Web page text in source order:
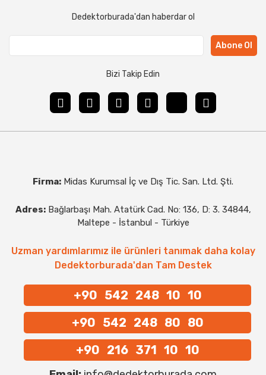
Dedektorburada'dan haberdar ol
Abone Ol
Bizi Takip Edin
Firma: Midas Kurumsal İç ve Dış Tic. San. Ltd. Şti.
Adres: Bağlarbaşı Mah. Atatürk Cad. No: 136, D: 3. 34844,
Maltepe - İstanbul - Türkiye
Uzman yardımlarımız ile ürünleri tanımak daha kolay
Dedektorburada'dan Tam Destek
+90 542 248 10 10
+90 542 248 80 80
+90 216 371 10 10